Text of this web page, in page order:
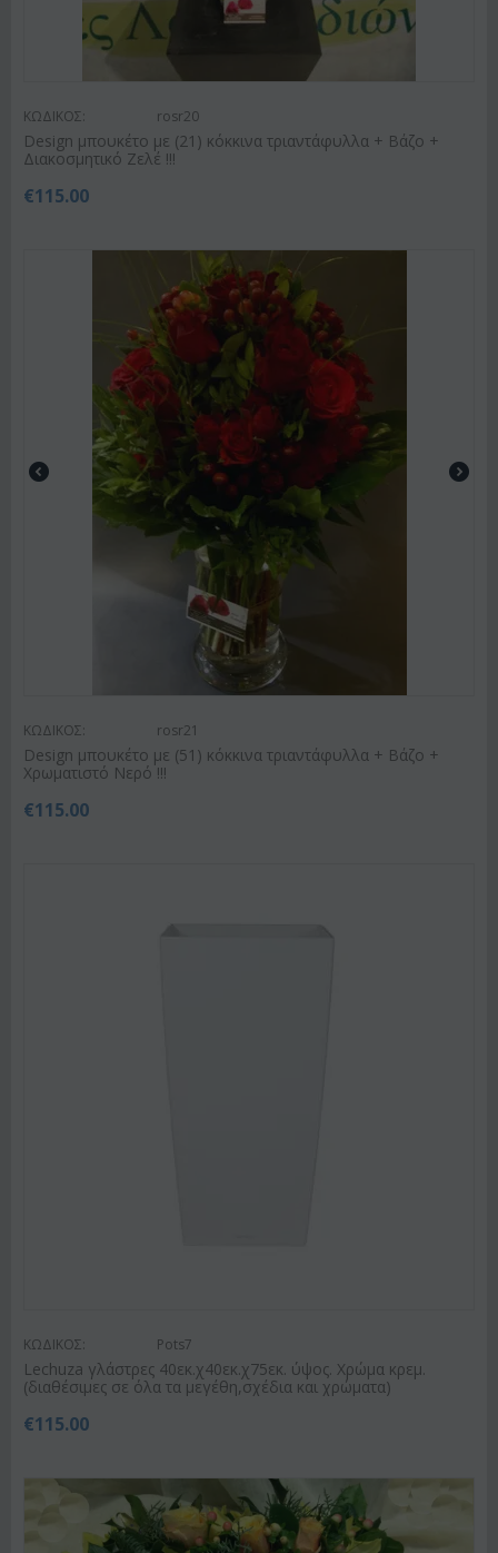
ΚΩΔΙΚΟΣ: rosr20
Design μπουκέτο με (21) κόκκινα τριαντάφυλλα + Βάζο +
Διακοσμητικό Ζελέ !!!
€115.00
ΚΩΔΙΚΟΣ: rosr21
Design μπουκέτο με (51) κόκκινα τριαντάφυλλα + Βάζο +
Χρωματιστό Νερό !!!
€115.00
ΚΩΔΙΚΟΣ: Pots7
Lechuza γλάστρες 40εκ.χ40εκ.χ75εκ. ύψος. Χρώμα κρεμ.
(διαθέσιμες σε όλα τα μεγέθη,σχέδια και χρώματα)
€115.00